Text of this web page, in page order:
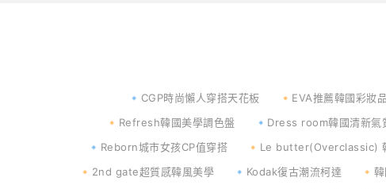
🔹CGP時尚懶人穿搭天花板 🔸EVA推薦韓國彩妝
🔸Refresh韓國美學調色盤
🔹Dress room韓國清新氣
🔹Reborn城市女孩CP值穿搭
🔸Le butter(Overclassic)
🔸2nd gate超質感韓風美學
🔹Kodak復古潮流柯達 🔸